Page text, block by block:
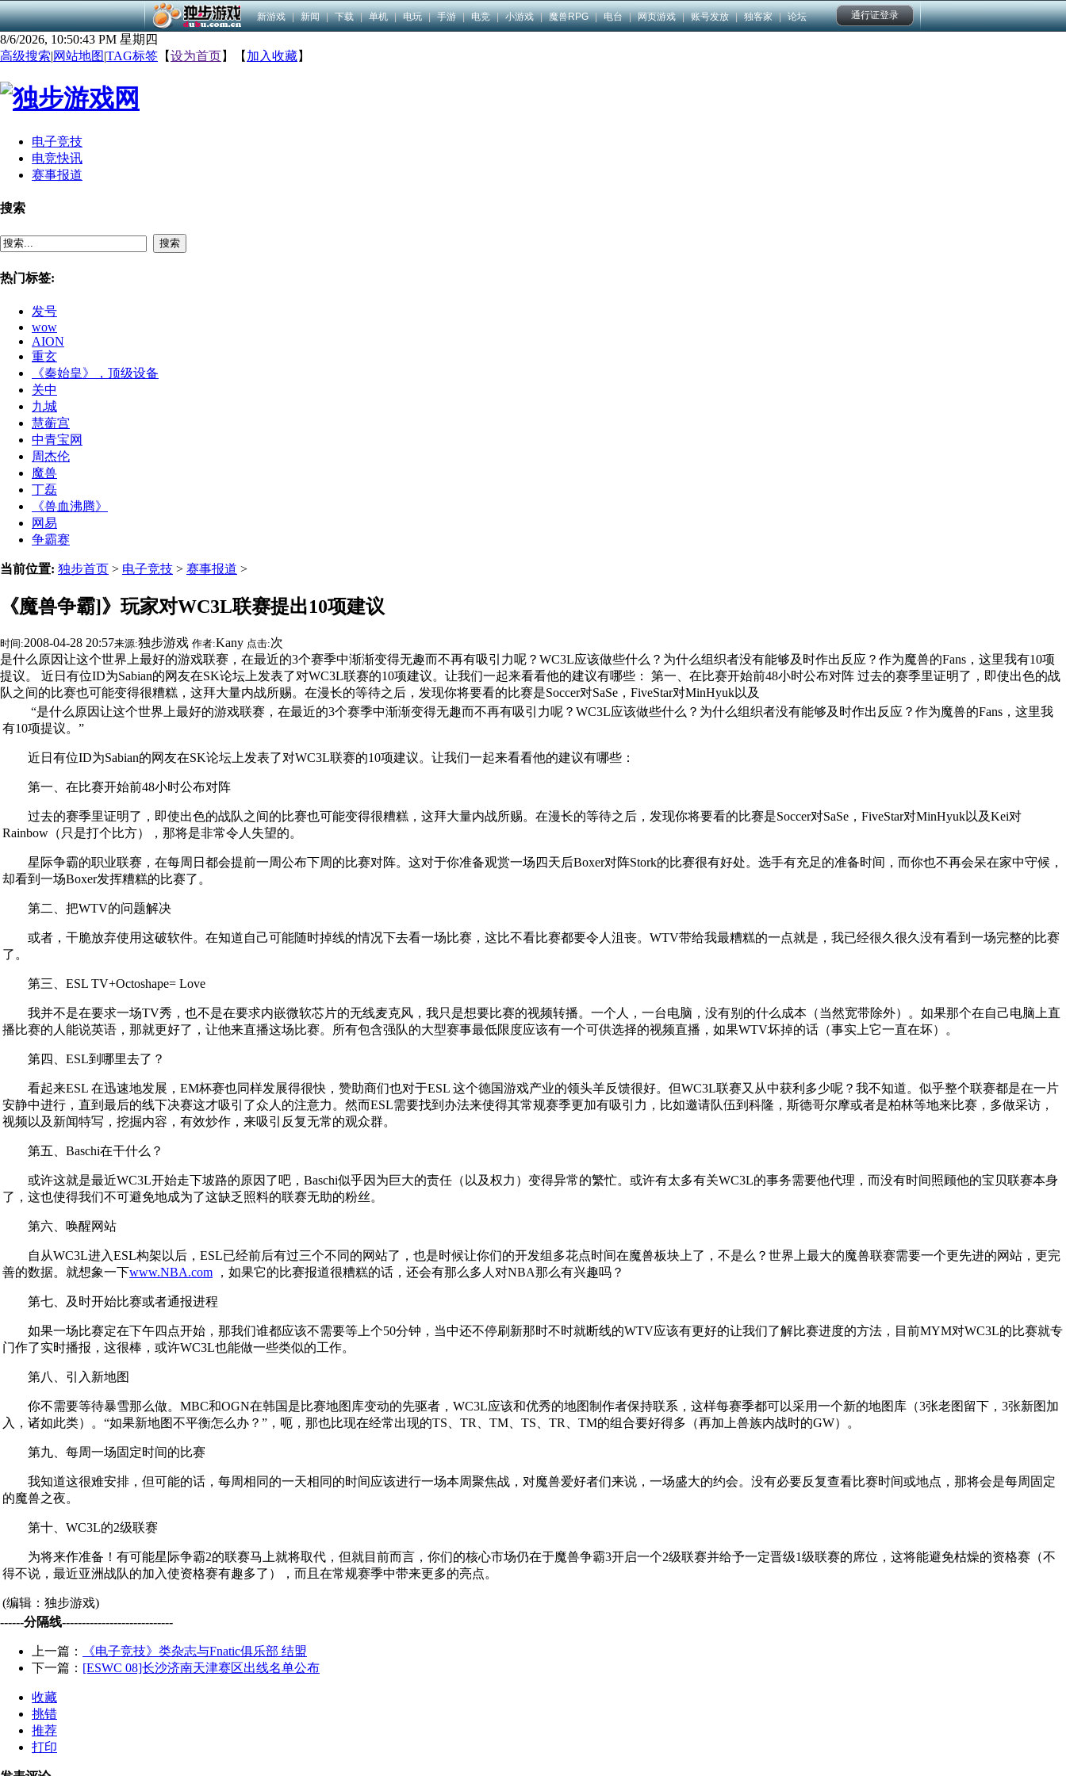
新游戏 | 新闻 | 下载 | 单机 | 电玩 | 手游 | 电竞 | 小游戏 | 魔兽RPG | 电台 | 网页游戏 | 账号发放 | 独客家 | 论坛 通行证登录
8/6/2026, 10:50:44 PM 星期四
高级搜索|网站地图|TAG标签 【设为首页】【 加入收藏】
电子竞技
电竞快讯
赛事报道
搜索
搜索
热门标签:
发号
wow
AION
重玄
《秦始皇》，顶级设备
关中
九城
慧蘅宫
中青宝网
周杰伦
魔兽
丁磊
《兽血沸腾》
网易
争霸赛
当前位置: 独步首页 > 电子竞技 > 赛事报道 >
《魔兽争霸]》玩家对WC3L联赛提出10项建议
时间:2008-04-28 20:57来源:独步游戏 作者:Kany 点击:次
是什么原因让这个世界上最好的游戏联赛，在最近的3个赛季中渐渐变得无趣而不再有吸引力呢？WC3L应该做些什么？为什么组织者没有能够及时作出反应？作为魔兽的Fans，这里我有10项
提议。 近日有位ID为Sabian的网友在SK论坛上发表了对WC3L联赛的10项建议。让我们一起来看看他的建议有哪些： 第一、在比赛开始前48小时公布对阵 过去的赛季里证明了，即使出色的战
队之间的比赛也可能变得很糟糕，这拜大量内战所赐。在漫长的等待之后，发现你将要看的比赛是Soccer对SaSe，FiveStar对MinHyuk以及
“是什么原因让这个世界上最好的游戏联赛，在最近的3个赛季中渐渐变得无趣而不再有吸引力呢？WC3L应该做些什么？为什么组织者没有能够及时作出反应？作为魔兽的Fans，这里我
有10项提议。”
近日有位ID为Sabian的网友在SK论坛上发表了对WC3L联赛的10项建议。让我们一起来看看他的建议有哪些：
第一、在比赛开始前48小时公布对阵
过去的赛季里证明了，即使出色的战队之间的比赛也可能变得很糟糕，这拜大量内战所赐。在漫长的等待之后，发现你将要看的比赛是Soccer对SaSe，FiveStar对MinHyuk以及Kei对
Rainbow（只是打个比方），那将是非常令人失望的。
星际争霸的职业联赛，在每周日都会提前一周公布下周的比赛对阵。这对于你准备观赏一场四天后Boxer对阵Stork的比赛很有好处。选手有充足的准备时间，而你也不再会呆在家中守候，
却看到一场Boxer发挥糟糕的比赛了。
第二、把WTV的问题解决
或者，干脆放弃使用这破软件。在知道自己可能随时掉线的情况下去看一场比赛，这比不看比赛都要令人沮丧。WTV带给我最糟糕的一点就是，我已经很久很久没有看到一场完整的比赛
了。
第三、ESL TV+Octoshape= Love
我并不是在要求一场TV秀，也不是在要求内嵌微软芯片的无线麦克风，我只是想要比赛的视频转播。一个人，一台电脑，没有别的什么成本（当然宽带除外）。如果那个在自己电脑上直
播比赛的人能说英语，那就更好了，让他来直播这场比赛。所有包含强队的大型赛事最低限度应该有一个可供选择的视频直播，如果WTV坏掉的话（事实上它一直在坏）。
第四、ESL到哪里去了？
看起来ESL 在迅速地发展，EM杯赛也同样发展得很快，赞助商们也对于ESL 这个德国游戏产业的领头羊反馈很好。但WC3L联赛又从中获利多少呢？我不知道。似乎整个联赛都是在一片
安静中进行，直到最后的线下决赛这才吸引了众人的注意力。然而ESL需要找到办法来使得其常规赛季更加有吸引力，比如邀请队伍到科隆，斯德哥尔摩或者是柏林等地来比赛，多做采访，
视频以及新闻特写，挖掘内容，有效炒作，来吸引反复无常的观众群。
第五、Baschi在干什么？
或许这就是最近WC3L开始走下坡路的原因了吧，Baschi似乎因为巨大的责任（以及权力）变得异常的繁忙。或许有太多有关WC3L的事务需要他代理，而没有时间照顾他的宝贝联赛本身
了，这也使得我们不可避免地成为了这缺乏照料的联赛无助的粉丝。
第六、唤醒网站
自从WC3L进入ESL构架以后，ESL已经前后有过三个不同的网站了，也是时候让你们的开发组多花点时间在魔兽板块上了，不是么？世界上最大的魔兽联赛需要一个更先进的网站，更完
善的数据。就想象一下www.NBA.com ，如果它的比赛报道很糟糕的话，还会有那么多人对NBA那么有兴趣吗？
第七、及时开始比赛或者通报进程
如果一场比赛定在下午四点开始，那我们谁都应该不需要等上个50分钟，当中还不停刷新那时不时就断线的WTV应该有更好的让我们了解比赛进度的方法，目前MYM对WC3L的比赛就专
门作了实时播报，这很棒，或许WC3L也能做一些类似的工作。
第八、引入新地图
你不需要等待暴雪那么做。MBC和OGN在韩国是比赛地图库变动的先驱者，WC3L应该和优秀的地图制作者保持联系，这样每赛季都可以采用一个新的地图库（3张老图留下，3张新图加
入，诸如此类）。“如果新地图不平衡怎么办？”，呃，那也比现在经常出现的TS、TR、TM、TS、TR、TM的组合要好得多（再加上兽族内战时的GW）。
第九、每周一场固定时间的比赛
我知道这很难安排，但可能的话，每周相同的一天相同的时间应该进行一场本周聚焦战，对魔兽爱好者们来说，一场盛大的约会。没有必要反复查看比赛时间或地点，那将会是每周固定
的魔兽之夜。
第十、WC3L的2级联赛
为将来作准备！有可能星际争霸2的联赛马上就将取代，但就目前而言，你们的核心市场仍在于魔兽争霸3开启一个2级联赛并给予一定晋级1级联赛的席位，这将能避免枯燥的资格赛（不
得不说，最近亚洲战队的加入使资格赛有趣多了），而且在常规赛季中带来更多的亮点。
(编辑：独步游戏)
------分隔线----------------------------
上一篇：
《电子竞技》类杂志与Fnatic俱乐部 结盟
下一篇： [ESWC 08]长沙济南天津赛区出线名单公布
收藏
挑错
推荐
打印